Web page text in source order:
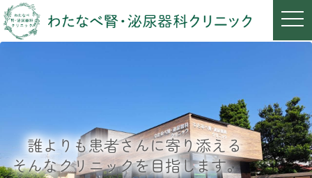
t
o
v
i
g
a
t
i
o
n
誰よりも患者さんに寄り添える
そんなクリニックを目指します。